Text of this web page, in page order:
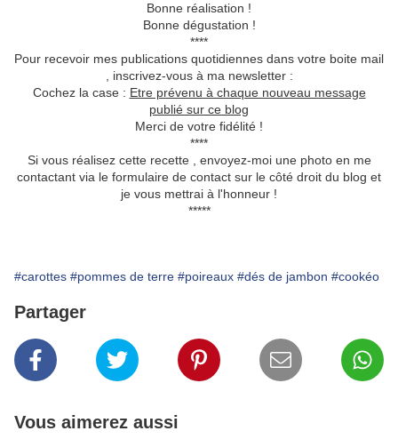
Bonne réalisation !
Bonne dégustation !
****
Pour recevoir mes publications quotidiennes dans votre boite mail
, inscrivez-vous à ma newsletter :
Cochez la case : Etre prévenu à chaque nouveau message
publié sur ce blog
Merci de votre fidélité !
****
Si vous réalisez cette recette , envoyez-moi une photo en me
contactant via le formulaire de contact sur le côté droit du blog et
je vous mettrai à l'honneur !
*****
#carottes #pommes de terre #poireaux #dés de jambon #cookéo
Partager
Vous aimerez aussi